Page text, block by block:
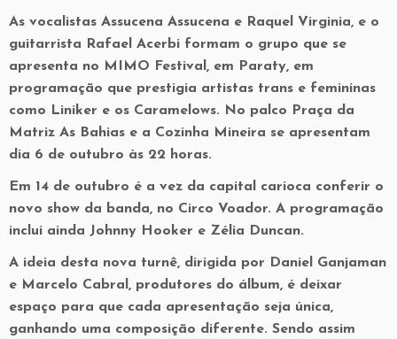
As vocalistas Assucena Assucena e Raquel Virginia, e o
guitarrista Rafael Acerbi formam o grupo que se
apresenta no MIMO Festival, em Paraty, em
programação que prestigia artistas trans e femininas
como Liniker e os Caramelows. No palco Praça da
Matriz As Bahias e a Cozinha Mineira se apresentam
dia 6 de outubro às 22 horas.
Em 14 de outubro é a vez da capital carioca conferir o
novo show da banda, no Circo Voador. A programação
inclui ainda Johnny Hooker e Zélia Duncan.
A ideia desta nova turnê, dirigida por Daniel Ganjaman
e Marcelo Cabral, produtores do álbum, é deixar
espaço para que cada apresentação seja única,
ganhando uma composição diferente. Sendo assim